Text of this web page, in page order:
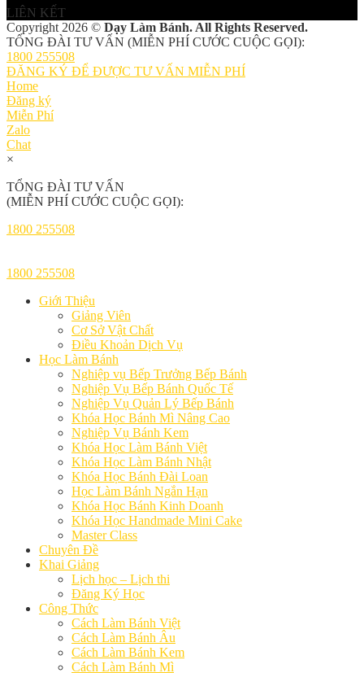
LIÊN KẾT
Copyright 2026 © Dạy Làm Bánh. All Rights Reserved.
TỔNG ĐÀI TƯ VẤN (MIỄN PHÍ CƯỚC CUỘC GỌI):
1800 255508
ĐĂNG KÝ ĐỂ ĐƯỢC TƯ VẤN MIỄN PHÍ
Home
Đăng ký
Miễn Phí
Zalo
Chat
×
TỔNG ĐÀI TƯ VẤN
(MIỄN PHÍ CƯỚC CUỘC GỌI):
1800 255508
1800 255508
Giới Thiệu
Giảng Viên
Cơ Sở Vật Chất
Điều Khoản Dịch Vụ
Học Làm Bánh
Nghiệp vụ Bếp Trưởng Bếp Bánh
Nghiệp Vụ Bếp Bánh Quốc Tế
Nghiệp Vụ Quản Lý Bếp Bánh
Khóa Học Bánh Mì Nâng Cao
Nghiệp Vụ Bánh Kem
Khóa Học Làm Bánh Việt
Khóa Học Làm Bánh Nhật
Khóa Học Bánh Đài Loan
Học Làm Bánh Ngắn Hạn
Khóa Học Bánh Kinh Doanh
Khóa Học Handmade Mini Cake
Master Class
Chuyên Đề
Khai Giảng
Lịch học – Lịch thi
Đăng Ký Học
Công Thức
Cách Làm Bánh Việt
Cách Làm Bánh Âu
Cách Làm Bánh Kem
Cách Làm Bánh Mì